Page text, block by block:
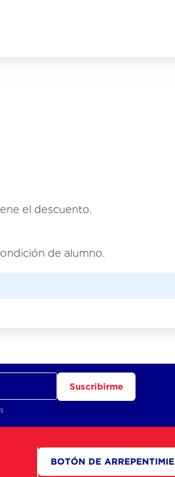
el descuento.
de alumno.
Suscribirme
BOTÓN DE